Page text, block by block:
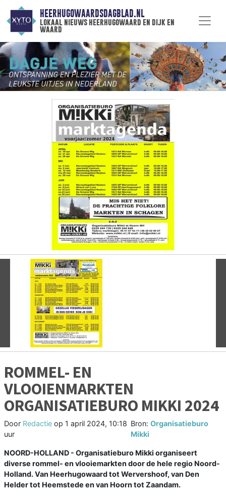
HEERHUGOWAARDSDAGBLAD.NL
lokaal nieuws heerhugowaard en dijk en
waard
ROMMEL- EN
VLOOIENMARKTEN
ORGANISATIEBURO MIKKI 2024
Door Redactie op 1 april 2024, 10:18
uur
Bron: Organisatieburo
Mikki
NOORD-HOLLAND - Organisatieburo Mikki organiseert
diverse rommel- en vlooiemarkten door de hele regio Noord-
Holland. Van Heerhugowaard tot Wervershoof, van Den
Helder tot Heemstede en van Hoorn tot Zaandam.